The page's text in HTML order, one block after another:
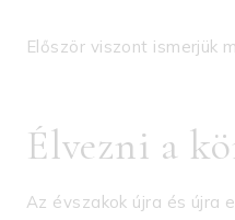
Először viszont ismerjük
Élvezni a
Az évszakok újra és újra